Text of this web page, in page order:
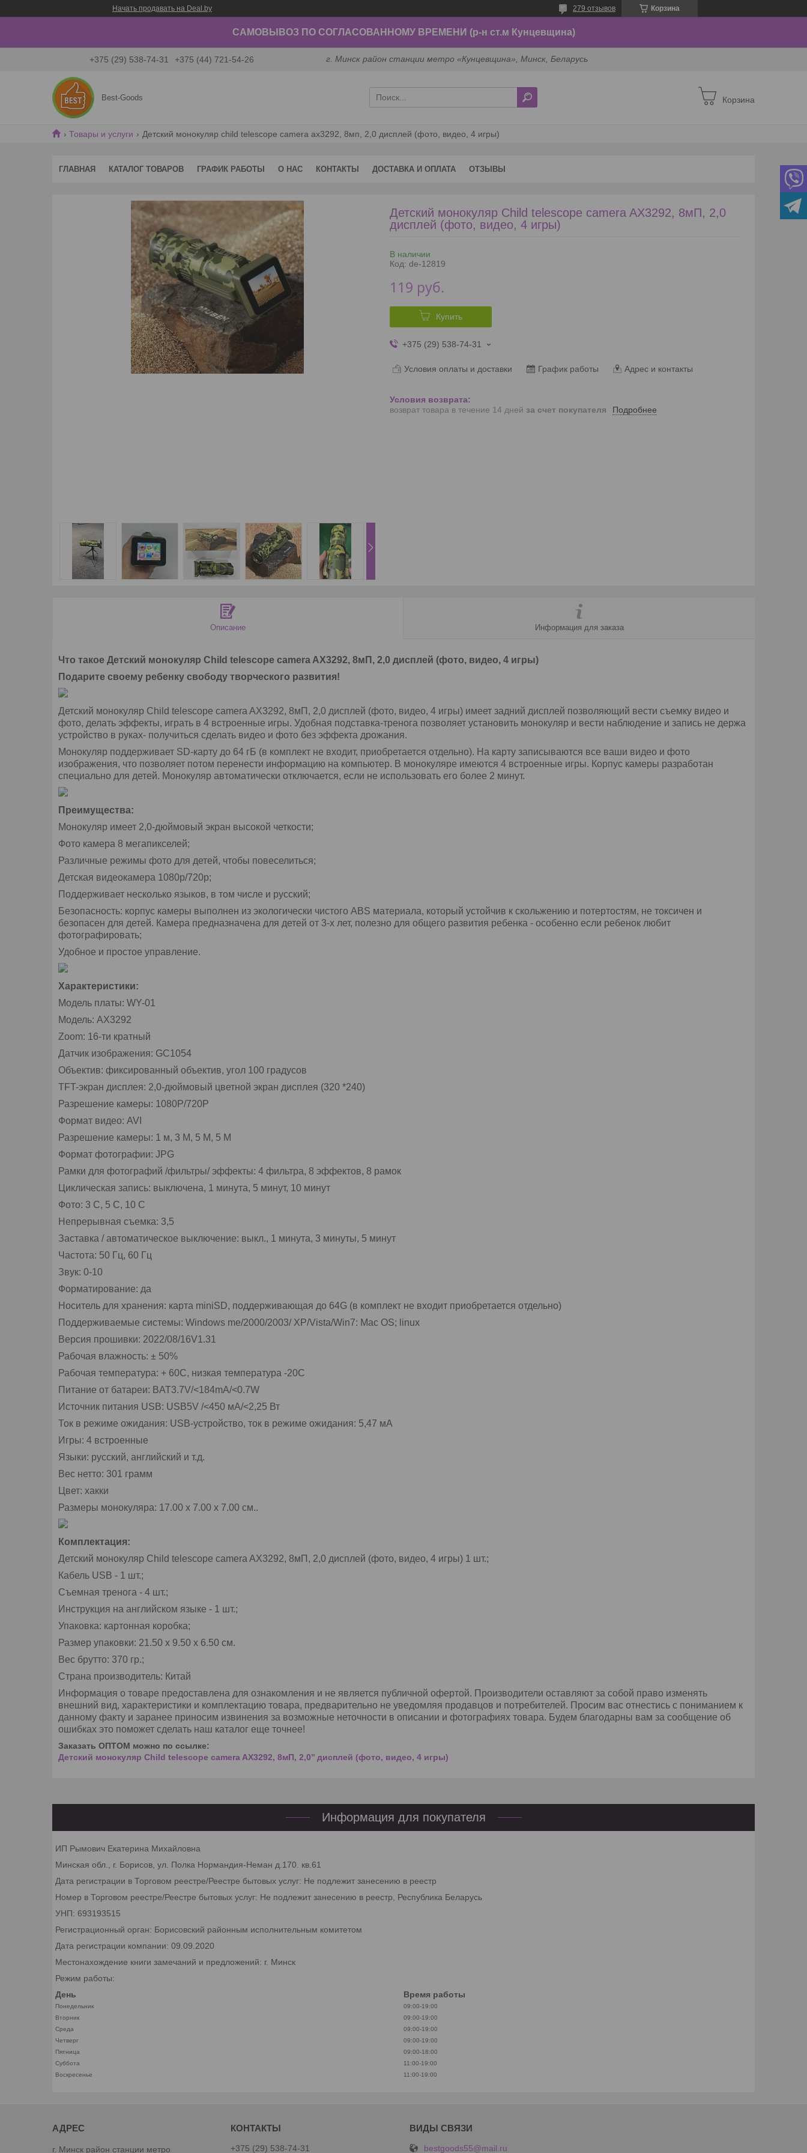
Начать продавать на Deal.by Корзина
279 отзывов
САМОВЫВОЗ ПО СОГЛАСОВАННОМУ ВРЕМЕНИ (р-н ст.м Кунцевщина)
+375 (29) 538-74-31 +375 (44) 721-54-26 г. Минск район станции метро «Кунцевщина», Минск, Беларусь
Best-Goods Корзина
Товары и услуги Детский монокуляр child telescope camera ax3292, 8мп, 2,0 дисплей (фото, видео, 4 игры)
ГЛАВНАЯ КАТАЛОГ ТОВАРОВ ГРАФИК РАБОТЫ О НАС КОНТАКТЫ ДОСТАВКА И ОПЛАТА ОТЗЫВЫ
Детский монокуляр Child telescope camera AX3292, 8мП, 2,0
дисплей (фото, видео, 4 игры)
В наличии
Код: de-12819
119 руб.
Купить
+375 (29) 538-74-31
Условия оплаты и доставки График работы Адрес и контакты
возврат товара в течение 14 дней за счет покупателя Подробнее
Описание Информация для заказа
Что такое Детский монокуляр Child telescope camera AX3292, 8мП, 2,0 дисплей (фото, видео, 4 игры)
Подарите своему ребенку свободу творческого развития!
Детский монокуляр Child telescope camera AX3292, 8мП, 2,0 дисплей (фото, видео, 4 игры) имеет задний дисплей позволяющий вести съемку видео и
фото, делать эффекты, играть в 4 встроенные игры. Удобная подставка-тренога позволяет установить монокуляр и вести наблюдение и запись не держа
устройство в руках- получиться сделать видео и фото без эффекта дрожания.
Монокуляр поддерживает SD-карту до 64 гБ (в комплект не входит, приобретается отдельно). На карту записываются все ваши видео и фото
изображения, что позволяет потом перенести информацию на компьютер. В монокуляре имеются 4 встроенные игры. Корпус камеры разработан
специально для детей. Монокуляр автоматически отключается, если не использовать его более 2 минут.
Преимущества:
Монокуляр имеет 2,0-дюймовый экран высокой четкости;
Фото камера 8 мегапикселей;
Различные режимы фото для детей, чтобы повеселиться;
Детская видеокамера 1080p/720р;
Поддерживает несколько языков, в том числе и русский;
Безопасность: корпус камеры выполнен из экологически чистого ABS материала, который устойчив к скольжению и потертостям, не токсичен и
безопасен для детей. Камера предназначена для детей от 3-х лет, полезно для общего развития ребенка - особенно если ребенок любит
фотографировать;
Удобное и простое управление.
Характеристики:
Модель платы: WY-01
Модель: AX3292
Zoom: 16-ти кратный
Датчик изображения: GC1054
Объектив: фиксированный объектив, угол 100 градусов
TFT-экран дисплея: 2,0-дюймовый цветной экран дисплея (320 *240)
Разрешение камеры: 1080P/720P
Формат видео: AVI
Разрешение камеры: 1 м, 3 М, 5 М, 5 М
Формат фотографии: JPG
Рамки для фотографий /фильтры/ эффекты: 4 фильтра, 8 эффектов, 8 рамок
Циклическая запись: выключена, 1 минута, 5 минут, 10 минут
Фото: 3 С, 5 С, 10 С
Непрерывная съемка: 3,5
Заставка / автоматическое выключение: выкл., 1 минута, 3 минуты, 5 минут
Частота: 50 Гц, 60 Гц
Звук: 0-10
Форматирование: да
Носитель для хранения: карта miniSD, поддерживающая до 64G (в комплект не входит приобретается отдельно)
Поддерживаемые системы: Windows me/2000/2003/ XP/Vista/Win7: Mac OS; linux
Версия прошивки: 2022/08/16V1.31
Рабочая влажность: ± 50%
Рабочая температура: + 60C, низкая температура -20C
Питание от батареи: BAT3.7V/<184mA/<0.7W
Источник питания USB: USB5V /<450 мА/<2,25 Вт
Ток в режиме ожидания: USB-устройство, ток в режиме ожидания: 5,47 мА
Игры: 4 встроенные
Языки: русский, английский и т.д.
Вес нетто: 301 грамм
Цвет: хакки
Размеры монокуляра: 17.00 х 7.00 х 7.00 см..
Комплектация:
Детский монокуляр Child telescope camera AX3292, 8мП, 2,0 дисплей (фото, видео, 4 игры) 1 шт.;
Кабель USB - 1 шт.;
Съемная тренога - 4 шт.;
Инструкция на английском языке - 1 шт.;
Упаковка: картонная коробка;
Размер упаковки: 21.50 х 9.50 х 6.50 см.
Вес брутто: 370 гр.;
Страна производитель: Китай
Информация о товаре предоставлена для ознакомления и не является публичной офертой. Производители оставляют за собой право изменять
внешний вид, характеристики и комплектацию товара, предварительно не уведомляя продавцов и потребителей. Просим вас отнестись с пониманием к
данному факту и заранее приносим извинения за возможные неточности в описании и фотографиях товара. Будем благодарны вам за сообщение об
ошибках это поможет сделать наш каталог еще точнее!
Заказать ОПТОМ можно по ссылке:
Детский монокуляр Child telescope camera AX3292, 8мП, 2,0’’ дисплей (фото, видео, 4 игры)
Информация для покупателя
ИП Рымович Екатерина Михайловна
Минская обл., г. Борисов, ул. Полка Нормандия-Неман д.170. кв.61
Дата регистрации в Торговом реестре/Реестре бытовых услуг: Не подлежит занесению в реестр
Номер в Торговом реестре/Реестре бытовых услуг: Не подлежит занесению в реестр, Республика Беларусь
УНП: 693193515
Регистрационный орган: Борисовский районным исполнительным комитетом
Дата регистрации компании: 09.09.2020
Местонахождение книги замечаний и предложений: г. Минск
Режим работы:
День
Время работы
Понедельник
09:00-19:00
Вторник
09:00-19:00
Среда
09:00-19:00
Четверг
09:00-19:00
Пятница
09:00-18:00
Суббота
11:00-19:00
Воскресенье
11:00-19:00
г. Минск район станции метро +375 (29) 538-74-31 bestgoods55@mail.ru